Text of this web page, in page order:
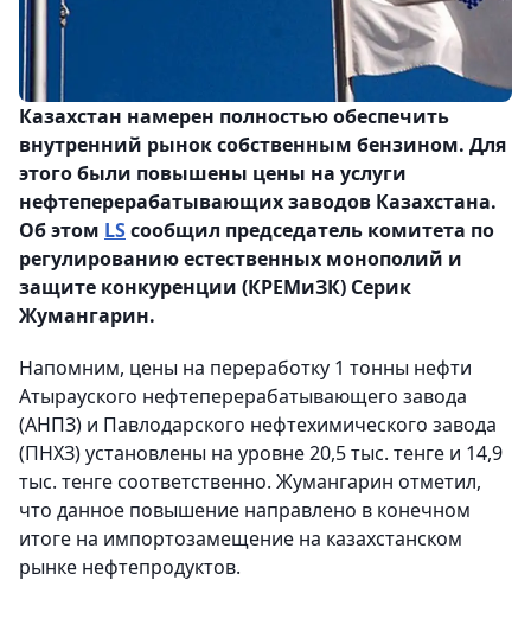
Казахстан намерен полностью обеспечить
внутренний рынок собственным бензином. Для
этого были повышены цены на услуги
нефтеперерабатывающих заводов Казахстана.
Об этом LSсообщил председатель комитета по
регулированию естественных монополий и
защите конкуренции (КРЕМиЗК) Серик
Жумангарин.
Напомним, цены на переработку 1 тонны нефти
Атырауского нефтеперерабатывающего завода
(АНПЗ) и Павлодарского нефтехимического завода
(ПНХЗ) установлены на уровне 20,5 тыс. тенге и 14,9
тыс. тенге соответственно. Жумангарин отметил,
что данное повышение направлено в конечном
итоге на импортозамещение на казахстанском
рынке нефтепродуктов.